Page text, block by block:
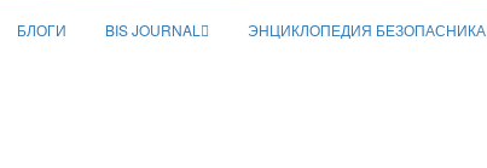
БЛОГИ BIS JOURNAL ЭНЦИКЛОПЕДИЯ БЕЗОПАСНИКА